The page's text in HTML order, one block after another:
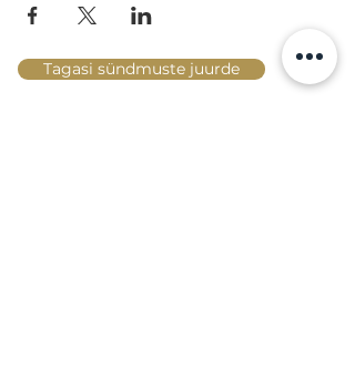
Tagasi sündmuste juurde